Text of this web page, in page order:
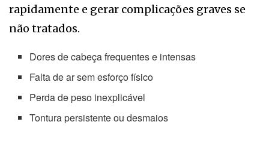
rapidamente e gerar complicações graves se
não tratados.
Dores de cabeça frequentes e intensas
Falta de ar sem esforço físico
Perda de peso inexplicável
Tontura persistente ou desmaios